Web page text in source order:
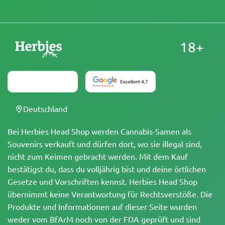
Bei Herbies Head Shop werden Cannabis-Samen als
Souvenirs verkauft und dürfen dort, wo sie illegal sind,
nicht zum Keimen gebracht werden. Mit dem Kauf
bestätigst du, dass du volljährig bist und deine örtlichen
Gesetze und Vorschriften kennst. Herbies Head Shop
übernimmt keine Verantwortung für Rechtsverstöße. Die
Produkte und Informationen auf dieser Seite wurden
weder vom BfArM noch von der FDA geprüft und sind
18+
Deutschland